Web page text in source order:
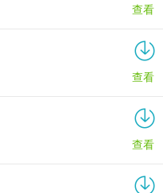
查看
查看
查看